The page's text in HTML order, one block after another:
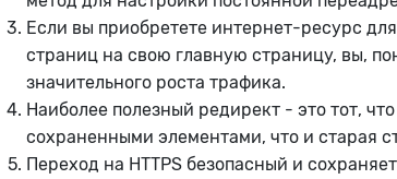
Если вы приобретете интернет-ресурс
страниц на свою главную страницу, вы,
значительного роста трафика.
Наиболее полезный редирект - это тот,
сохраненными элементами, что и старая
Переход на HTTPS безопасный и